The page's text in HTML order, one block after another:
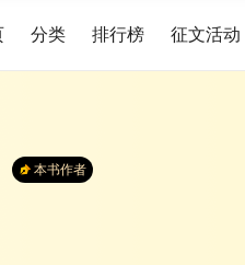
分类 排行榜 征文活动
本书作者